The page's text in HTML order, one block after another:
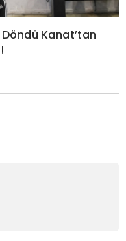
Kanat’tan